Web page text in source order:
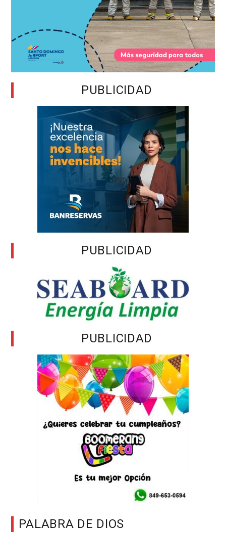
PUBLICIDAD
PUBLICIDAD
PUBLICIDAD
PALABRA DE DIOS